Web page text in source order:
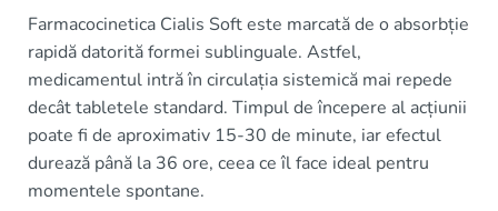
Farmacocinetica Cialis Soft este marcată de o absorbție
rapidă datorită formei sublinguale. Astfel,
medicamentul intră în circulația sistemică mai repede
decât tabletele standard. Timpul de începere al acțiunii
poate fi de aproximativ 15-30 de minute, iar efectul
durează până la 36 ore, ceea ce îl face ideal pentru
momentele spontane.